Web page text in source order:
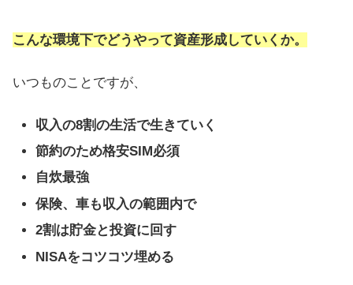
こんな環境下でどうやって資産形成していくか。
いつものことですが、
収入の8割の生活で生きていく
節約のため格安SIM必須
自炊最強
保険、車も収入の範囲内で
2割は貯金と投資に回す
NISAをコツコツ埋める